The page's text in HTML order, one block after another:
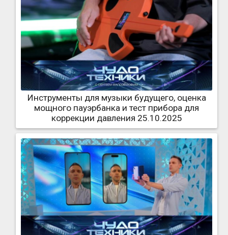
Инструменты для музыки будущего, оценка
мощного пауэрбанка и тест прибора для
коррекции давления 25.10.2025